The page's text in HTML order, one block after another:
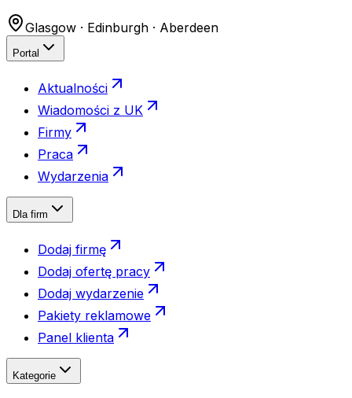
Glasgow · Edinburgh · Aberdeen
Portal
Aktualności
Wiadomości z UK
Firmy
Praca
Wydarzenia
Dla firm
Dodaj firmę
Dodaj ofertę pracy
Dodaj wydarzenie
Pakiety reklamowe
Panel klienta
Kategorie